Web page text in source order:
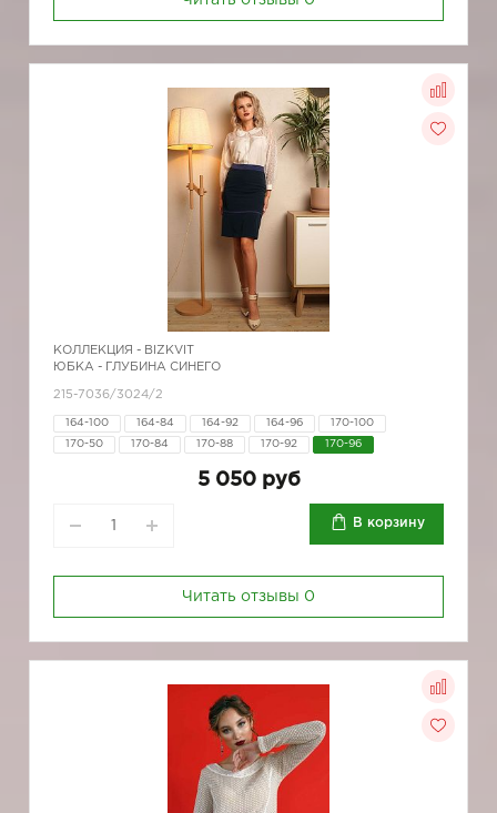
КОЛЛЕКЦИЯ - BIZKVIT
ЮБКА - ГЛУБИНА СИНЕГО
215-7036/3024/2
164-100 164-84 164-92 164-96 170-100
170-50 170-84 170-88 170-92 170-96
5 050 руб
В корзину
Читать отзывы 0